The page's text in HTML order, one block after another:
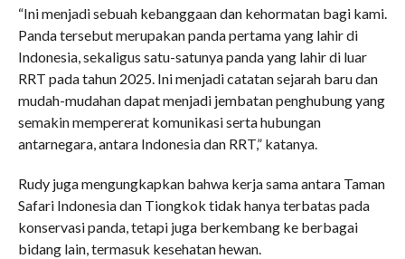
“Ini menjadi sebuah kebanggaan dan kehormatan bagi kami.
Panda tersebut merupakan panda pertama yang lahir di
Indonesia, sekaligus satu-satunya panda yang lahir di luar
RRT pada tahun 2025. Ini menjadi catatan sejarah baru dan
mudah-mudahan dapat menjadi jembatan penghubung yang
semakin mempererat komunikasi serta hubungan
antarnegara, antara Indonesia dan RRT,” katanya.
Rudy juga mengungkapkan bahwa kerja sama antara Taman
Safari Indonesia dan Tiongkok tidak hanya terbatas pada
konservasi panda, tetapi juga berkembang ke berbagai
bidang lain, termasuk kesehatan hewan.